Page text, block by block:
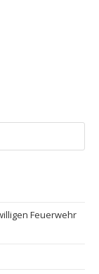
Feuerwehr